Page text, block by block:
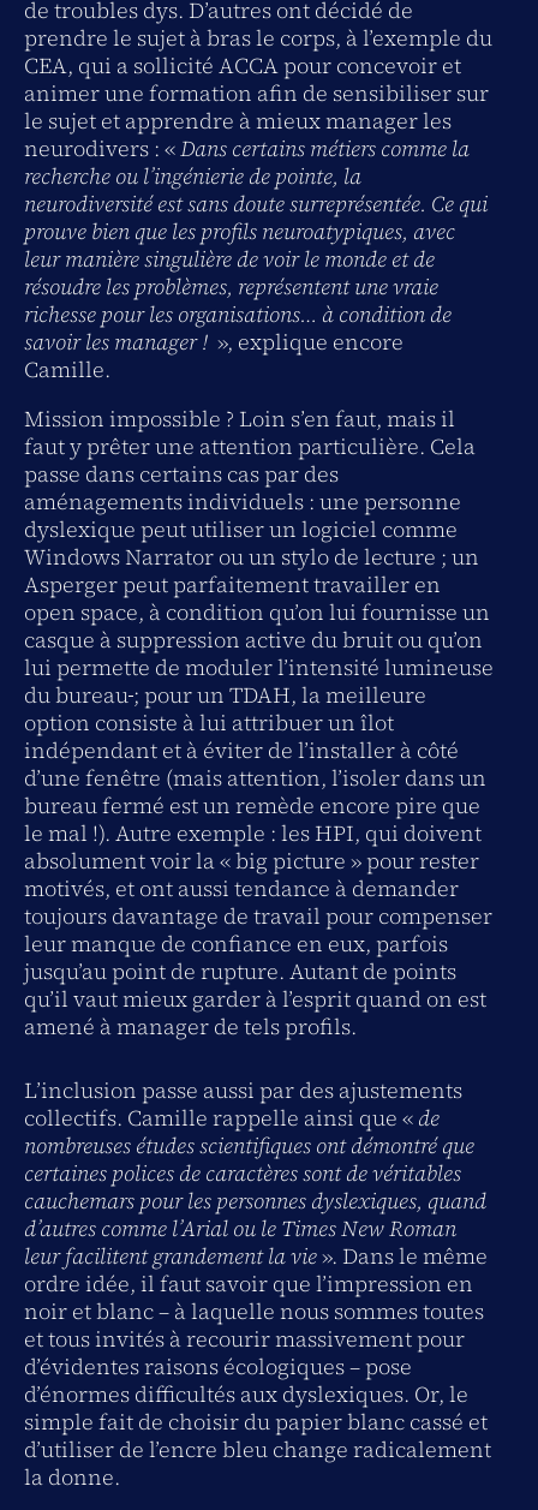
de troubles dys. D’autres ont décidé de
prendre le sujet à bras le corps, à l’exemple du
CEA, qui a sollicité ACCA pour concevoir et
animer une formation afin de sensibiliser sur
le sujet et apprendre à mieux manager les
neurodivers : «Dans certains métiers comme la
recherche ou l’ingénierie de pointe, la
neurodiversité est sans doute surreprésentée. Ce qui
prouve bien que les profils neuroatypiques, avec
leur manière singulière de voir le monde et de
résoudre les problèmes, représentent une vraie
richesse pour les organisations… à condition de
savoir les manager ! », explique encore
Camille.
Mission impossible ? Loin s’en faut, mais il
faut y prêter une attention particulière. Cela
passe dans certains cas par des
aménagements individuels : une personne
dyslexique peut utiliser un logiciel comme
Windows Narrator ou un stylo de lecture ; un
Asperger peut parfaitement travailler en
open space, à condition qu’on lui fournisse un
casque à suppression active du bruit ou qu’on
lui permette de moduler l’intensité lumineuse
du bureau ; pour un TDAH, la meilleure
option consiste à lui attribuer un îlot
indépendant et à éviter de l’installer à côté
d’une fenêtre (mais attention, l’isoler dans un
bureau fermé est un remède encore pire que
le mal !). Autre exemple : les HPI, qui doivent
absolument voir la « big picture » pour rester
motivés, et ont aussi tendance à demander
toujours davantage de travail pour compenser
leur manque de confiance en eux, parfois
jusqu’au point de rupture. Autant de points
qu’il vaut mieux garder à l’esprit quand on est
amené à manager de tels profils.
L’inclusion passe aussi par des ajustements
collectifs. Camille rappelle ainsi que « de
nombreuses études scientifiques ont démontré que
certaines polices de caractères sont de véritables
cauchemars pour les personnes dyslexiques, quand
d’autres comme l’Arial ou le Times New Roman
leur facilitent grandement la vie». Dans le même
ordre idée, il faut savoir que l’impression en
noir et blanc – à laquelle nous sommes toutes
et tous invités à recourir massivement pour
d’évidentes raisons écologiques – pose
d’énormes difficultés aux dyslexiques. Or, le
simple fait de choisir du papier blanc cassé et
d’utiliser de l’encre bleu change radicalement
la donne.